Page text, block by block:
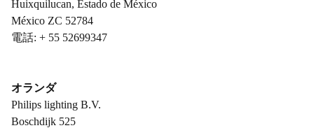
Huixquilucan, Estado de México
México ZC 52784
電話: + 55 52699347
オランダ
Philips lighting B.V.
Boschdijk 525